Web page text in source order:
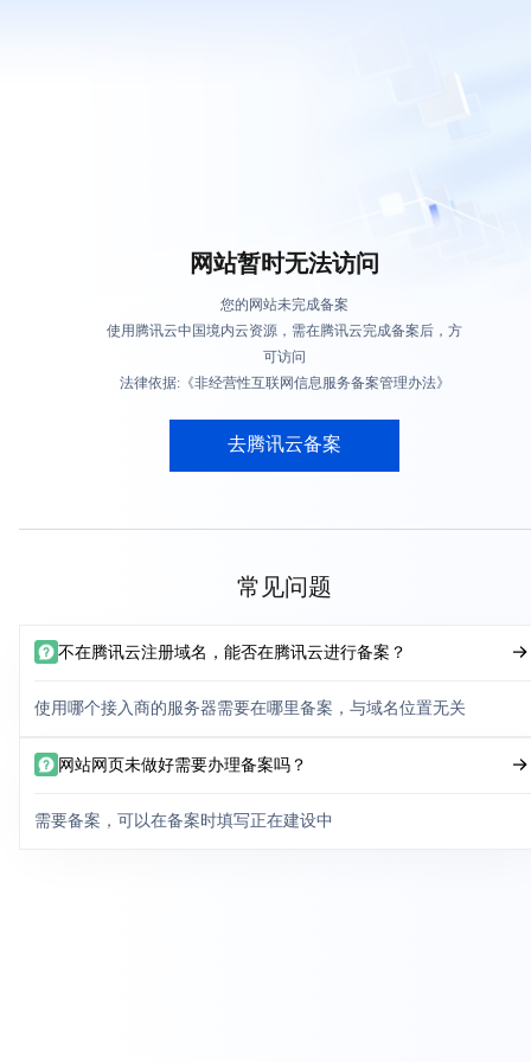
网站暂时无法访问
您的网站未完成备案
使用腾讯云中国境内云资源，需在腾讯云完成备案后，方
可访问
法律依据:《非经营性互联网信息服务备案管理办法》
去腾讯云备案
常见问题
不在腾讯云注册域名，能否在腾讯云进行备案？
使用哪个接入商的服务器需要在哪里备案，与域名位置无关
网站网页未做好需要办理备案吗？
需要备案，可以在备案时填写正在建设中